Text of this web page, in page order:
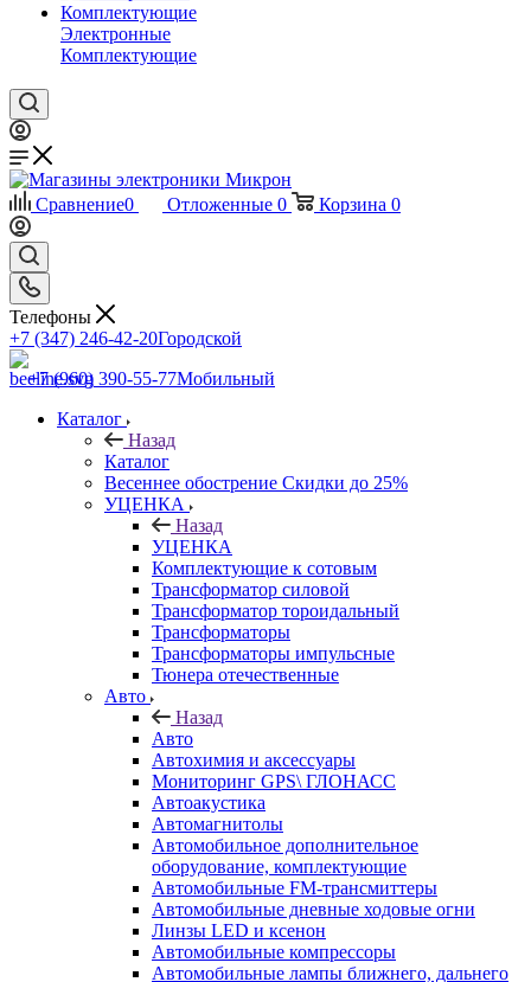
Электронные
Комплектующие
Сравнение0 Отложенные 0 Корзина 0
Телефоны
+7 (347) 246-42-20Городской
+7 (960) 390-55-77Мобильный
Каталог
Назад
Каталог
Весеннее обострение Скидки до 25%
УЦЕНКА
Назад
УЦЕНКА
Комплектующие к сотовым
Трансформатор силовой
Трансформатор тороидальный
Трансформаторы
Трансформаторы импульсные
Тюнера отечественные
Авто
Назад
Авто
Автохимия и аксессуары
Мониторинг GPS\ ГЛОНАСС
Автоакустика
Автомагнитолы
Автомобильное дополнительное
оборудование, комплектующие
Автомобильные FM-трансмиттеры
Автомобильные дневные ходовые огни
Линзы LED и ксенон
Автомобильные компрессоры
Автомобильные лампы ближнего, дальнего